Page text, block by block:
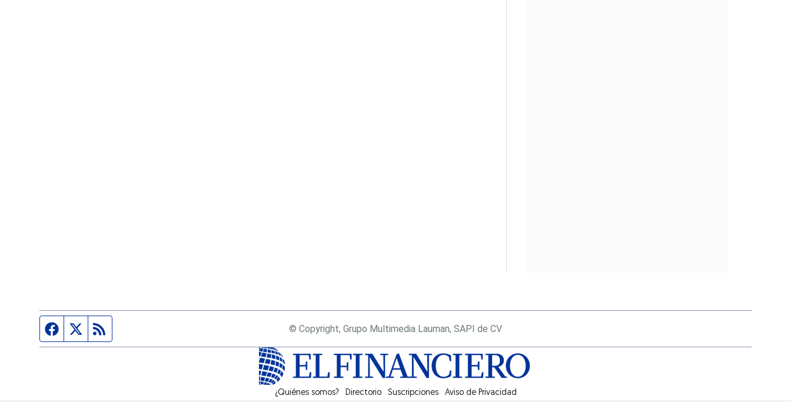
Página de Facebook
Fuente Twitter © Copyright, Grupo Multimedia Lauman, SAPI de CV
¿Quiénes somos? Directorio SuscripcionesOpens in new window
Aviso de Privacidad